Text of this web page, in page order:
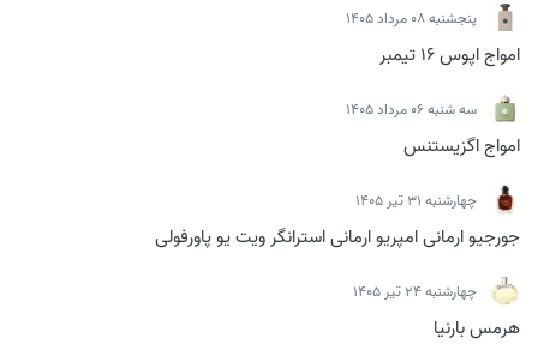
پنجشنبه 08 مرداد 1405
امواج اپوس 16 تیمبر
سه شنبه 06 مرداد 1405
امواج اگزیستنس
چهارشنبه 31 تیر 1405
جورجیو ارمانی امپریو ارمانی استرانگر ویت یو پاورفولی
چهارشنبه 24 تیر 1405
هرمس بارنیا